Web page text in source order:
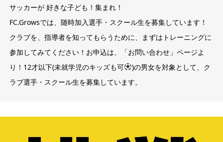
サッカーが 好きな子ども！集まれ！
FC.Growsでは、随時加入選手・スクール生を募集しています！
クラブを、指導者を知ってもらうために、まずはトレーニングに
参加してみてください！お申込は、「お問い合わせ」ページよ
り！12才以下(未就学児のキッズも可
)の男女を対象として、ク
ラブ選手・スクール生を募集しています。